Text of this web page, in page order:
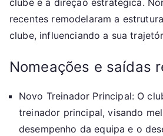
clube e a direção estratégica.
recentes remodelaram a
clube, influenciando a sua
Nomeações e saídas
Novo Treinador Principal: O
treinador principal, visando
desempenho da equipa e o